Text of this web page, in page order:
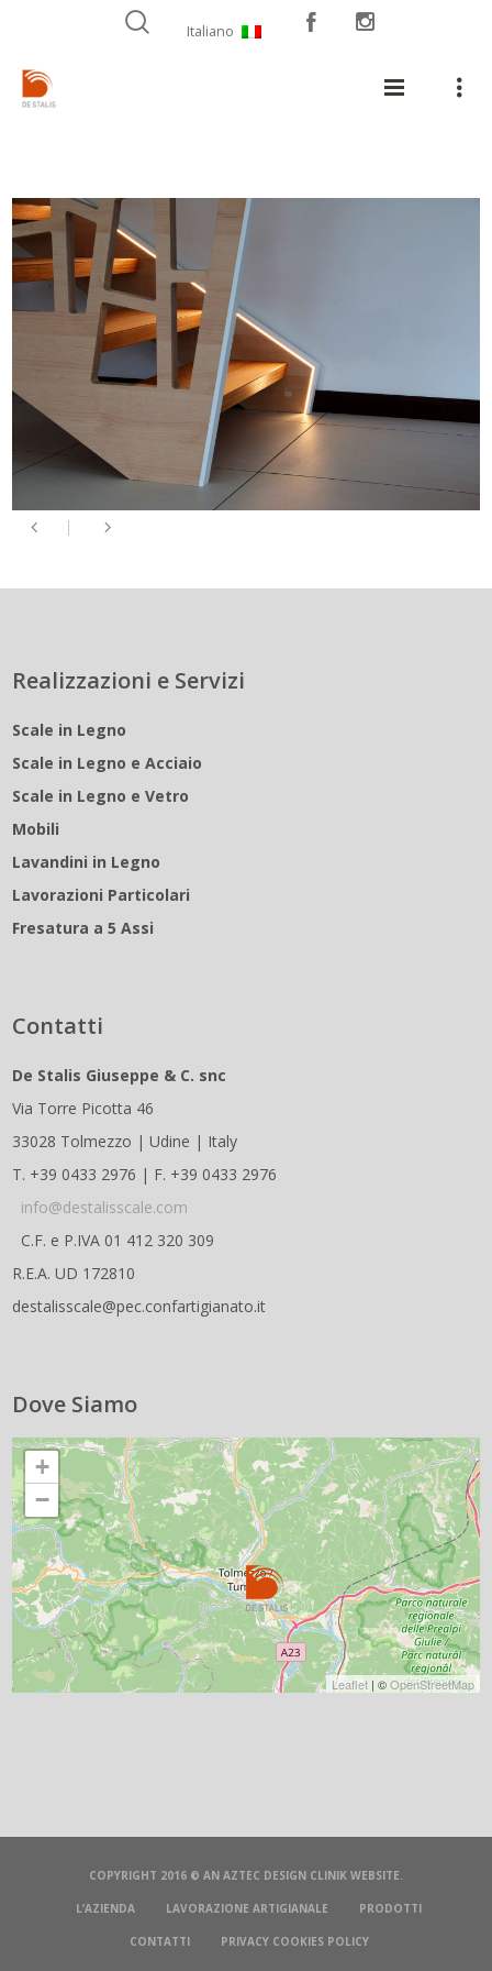
Italiano
Realizzazioni e Servizi
Scale in Legno
Scale in Legno e Acciaio
Scale in Legno e Vetro
Mobili
Lavandini in Legno
Lavorazioni Particolari
Fresatura a 5 Assi
Contatti
De Stalis Giuseppe & C. snc
Via Torre Picotta 46
33028 Tolmezzo | Udine | Italy
T. +39 0433 2976 | F. +39 0433 2976
info@destalisscale.com
C.F. e P.IVA 01 412 320 309
R.E.A. UD 172810
destalisscale@pec.confartigianato.it
Dove Siamo
+
−
Leaflet| ©OpenStreetMap
COPYRIGHT 2016 © AN AZTEC DESIGN CLINIK WEBSITE.
L’AZIENDA LAVORAZIONE ARTIGIANALE PRODOTTI
CONTATTI PRIVACY COOKIES POLICY